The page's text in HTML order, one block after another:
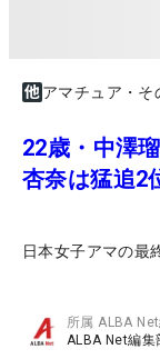
アマチュア・そ
22歳・中澤
杏奈は猛追2
日本女子アマの最
所属ALBA
ALBA Net編集